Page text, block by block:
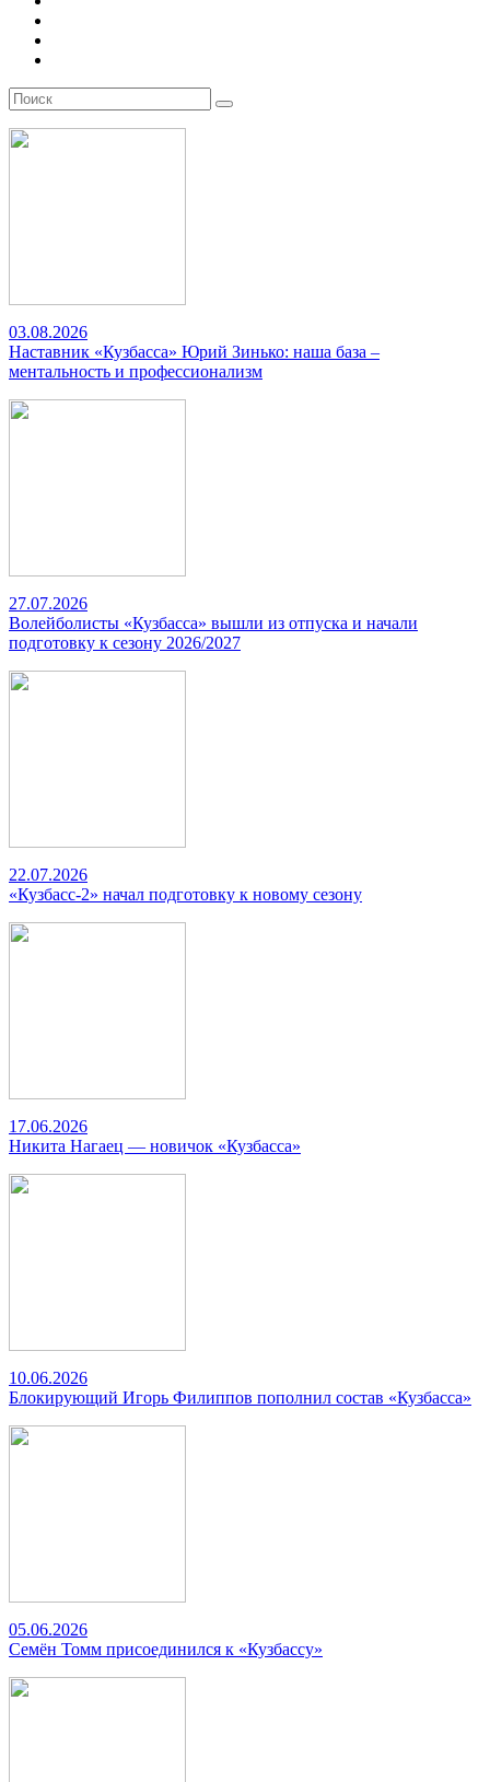
03.08.2026
Наставник «Кузбасса» Юрий Зинько: наша база –
ментальность и профессионализм
27.07.2026
Волейболисты «Кузбасса» вышли из отпуска и начали
подготовку к сезону 2026/2027
22.07.2026
«Кузбасс-2» начал подготовку к новому сезону
17.06.2026
Никита Нагаец — новичок «Кузбасса»
10.06.2026
Блокирующий Игорь Филиппов пополнил состав «Кузбасса»
05.06.2026
Семён Томм присоединился к «Кузбассу»